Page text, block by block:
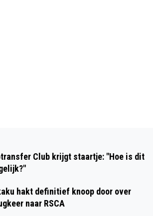
Club krijgt staartje: "Hoe is dit
hakt definitief knoop door over
naar RSCA